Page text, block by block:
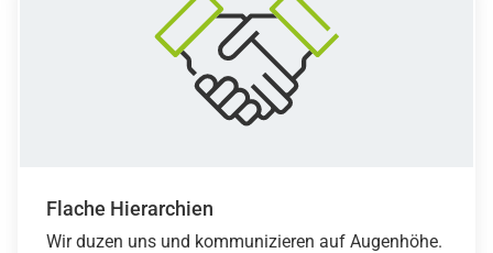
Flache Hierarchien
Wir duzen uns und kommunizieren auf Augenhöhe.